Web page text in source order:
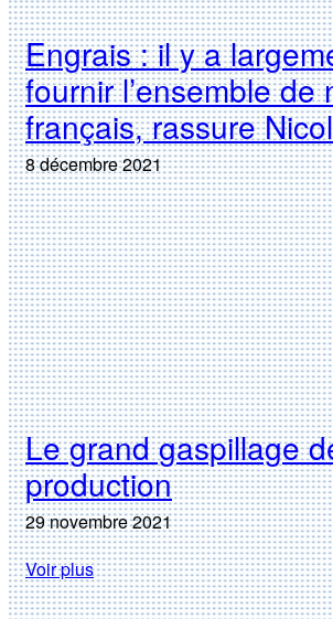
Engrais : il y a
fournir l’ensemble de
français, rassure
8 décembre 2021
Le grand gaspillage
production
29 novembre 2021
Voir plus